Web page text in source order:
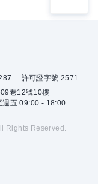
許可證字號 2571
巷12號10樓
週五 09:00 - 18:00
Rights Reserved.